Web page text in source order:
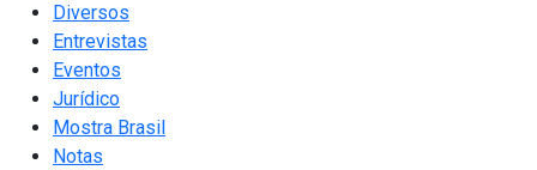
Diversos
Entrevistas
Eventos
Jurídico
Mostra Brasil
Notas